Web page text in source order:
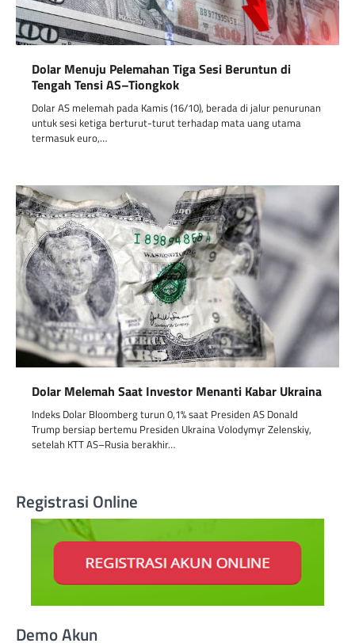
Dolar Menuju Pelemahan Tiga Sesi Beruntun di
Tengah Tensi AS–Tiongkok
Dolar AS melemah pada Kamis (16/10), berada di jalur penurunan
untuk sesi ketiga berturut-turut terhadap mata uang utama
termasuk euro,…
Dolar Melemah Saat Investor Menanti Kabar Ukraina
Indeks Dolar Bloomberg turun 0,1% saat Presiden AS Donald
Trump bersiap bertemu Presiden Ukraina Volodymyr Zelenskiy,
setelah KTT AS–Rusia berakhir…
Registrasi Online
Demo Akun